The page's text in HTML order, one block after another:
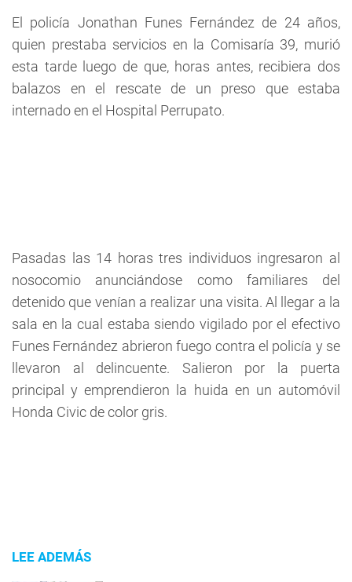
El policía Jonathan Funes Fernández de 24 años,
quien prestaba servicios en la Comisaría 39, murió
esta tarde luego de que, horas antes, recibiera dos
balazos en el rescate de un preso que estaba
internado en el Hospital Perrupato.
Pasadas las 14 horas tres individuos ingresaron al
nosocomio anunciándose como familiares del
detenido que venían a realizar una visita. Al llegar a la
sala en la cual estaba siendo vigilado por el efectivo
Funes Fernández abrieron fuego contra el policía y se
llevaron al delincuente. Salieron por la puerta
principal y emprendieron la huida en un automóvil
Honda Civic de color gris.
LEE ADEMÁS